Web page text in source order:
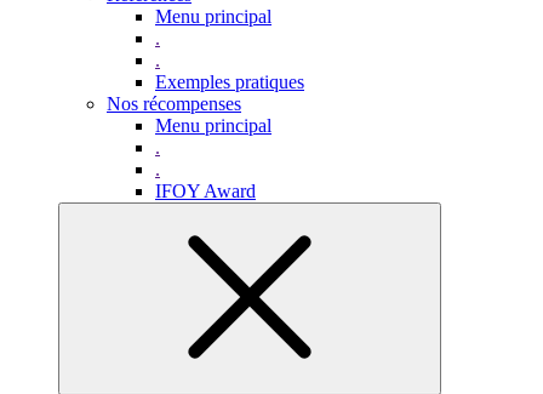
Menu principal
.
.
Exemples pratiques
Nos récompenses
Menu principal
.
.
IFOY Award